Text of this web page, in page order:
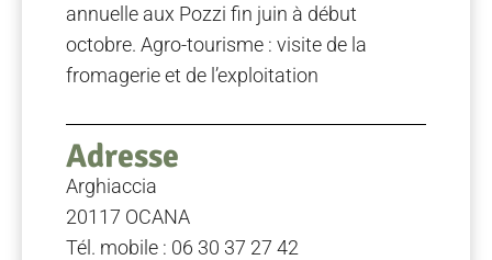
annuelle aux Pozzi fin juin à début
octobre. Agro-tourisme : visite de la
fromagerie et de l’exploitation
Adresse
Arghiaccia
20117 OCANA
Tél. mobile : 06 30 37 27 42